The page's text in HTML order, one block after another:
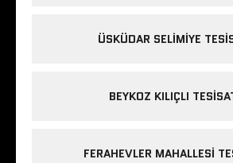
ÜSKÜDAR SELIMIYE
BEYKOZ KILIÇLI
FERAHEVLER MAHALLESI